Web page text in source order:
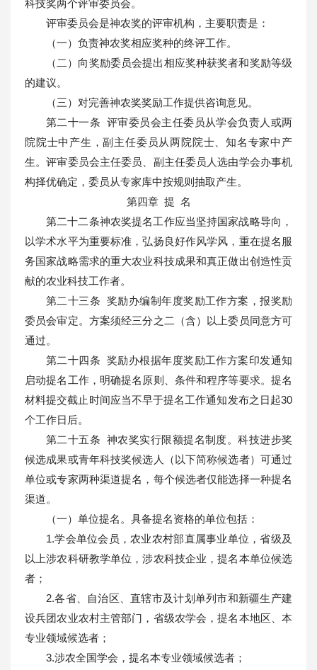
科技奖两个评审委员会。
评审委员会是神农奖的评审机构，主要职责是：
（一）负责神农奖相应奖种的终评工作。
（二）向奖励委员会提出相应奖种获奖者和奖励等级
的建议。
（三）对完善神农奖奖励工作提供咨询意见。
第二十一条 评审委员会主任委员从学会负责人或两
院院士中产生，副主任委员从两院院士、知名专家中产
生。评审委员会主任委员、副主任委员人选由学会办事机
构择优确定，委员从专家库中按规则抽取产生。
第四章 提 名
第二十二条神农奖提名工作应当坚持国家战略导向，
以学术水平为重要标准，弘扬良好作风学风，重在提名服
务国家战略需求的重大农业科技成果和真正做出创造性贡
献的农业科技工作者。
第二十三条 奖励办编制年度奖励工作方案，报奖励
委员会审定。方案须经三分之二（含）以上委员同意方可
通过。
第二十四条 奖励办根据年度奖励工作方案印发通知
启动提名工作，明确提名原则、条件和程序等要求。提名
材料提交截止时间应当不早于提名工作通知发布之日起30
个工作日后。
第二十五条 神农奖实行限额提名制度。科技进步奖
候选成果或青年科技奖候选人（以下简称候选者）可通过
单位或专家两种渠道提名，每个候选者仅能选择一种提名
渠道。
（一）单位提名。具备提名资格的单位包括：
1.学会单位会员，农业农村部直属事业单位，省级及
以上涉农科研教学单位，涉农科技企业，提名本单位候选
者；
2.各省、自治区、直辖市及计划单列市和新疆生产建
设兵团农业农村主管部门，省级农学会，提名本地区、本
专业领域候选者；
3.涉农全国学会，提名本专业领域候选者；